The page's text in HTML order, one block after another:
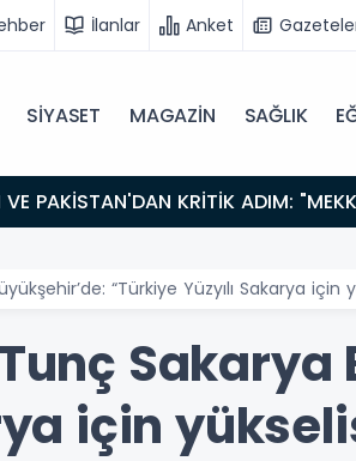
İlanlar Anket
SİYASET MAGAZİN SAĞLIK
“Türkiye Yüzyılı Sakarya
Sakarya
için